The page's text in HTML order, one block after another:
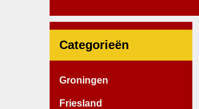
Categorieën
Groningen
Friesland